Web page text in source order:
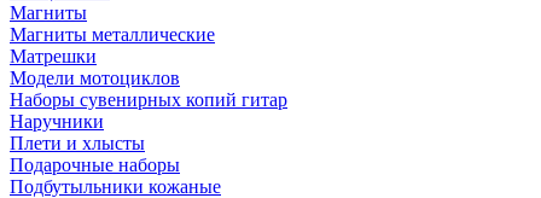
Магниты
Магниты металлические
Матрешки
Модели мотоциклов
Наборы сувенирных копий гитар
Наручники
Плети и хлысты
Подарочные наборы
Подбутыльники кожаные